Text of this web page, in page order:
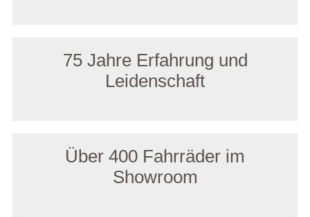
75 Jahre Erfahrung und
Leidenschaft
Über 400 Fahrräder im
Showroom